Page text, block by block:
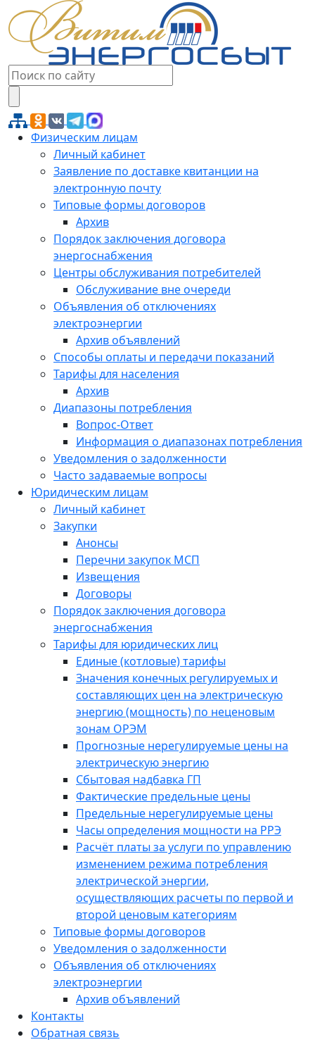
Физическим лицам
Личный кабинет
Заявление по доставке квитанции на
электронную почту
Типовые формы договоров
Архив
Порядок заключения договора
энергоснабжения
Центры обслуживания потребителей
Обслуживание вне очереди
Объявления об отключениях
электроэнергии
Архив объявлений
Способы оплаты и передачи показаний
Тарифы для населения
Архив
Диапазоны потребления
Вопрос-Ответ
Информация о диапазонах потребления
Уведомления о задолженности
Часто задаваемые вопросы
Юридическим лицам
Личный кабинет
Закупки
Анонсы
Перечни закупок МСП
Извещения
Договоры
Порядок заключения договора
энергоснабжения
Тарифы для юридических лиц
Единые (котловые) тарифы
Значения конечных регулируемых и
составляющих цен на электрическую
энергию (мощность) по неценовым
зонам ОРЭМ
Прогнозные нерегулируемые цены на
электрическую энергию
Сбытовая надбавка ГП
Фактические предельные цены
Предельные нерегулируемые цены
Часы определения мощности на РРЭ
Расчёт платы за услуги по управлению
изменением режима потребления
электрической энергии,
осуществляющих расчеты по первой и
второй ценовым категориям
Типовые формы договоров
Уведомления о задолженности
Объявления об отключениях
электроэнергии
Архив объявлений
Контакты
Обратная связь